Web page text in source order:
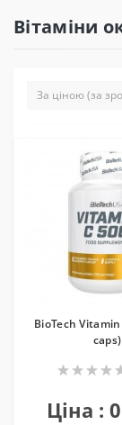
Вітаміни
BioTech
caps)
Ціна :